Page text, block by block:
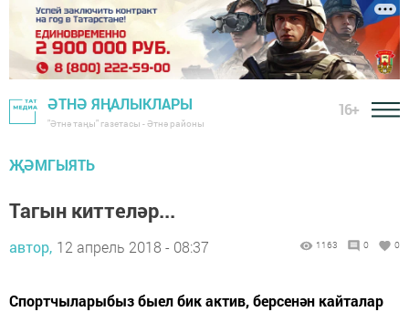
ӘТНӘ ЯҢАЛЫКЛАРЫ
"Әтнә таңы" газетасы - Әтнә районы
16+
ҖӘМГЫЯТЬ
Тагын киттеләр...
автор, 12 апрель 2018 - 08:37 1163 0 0
Спортчыларыбыз быел бик актив, берсенән кайталар